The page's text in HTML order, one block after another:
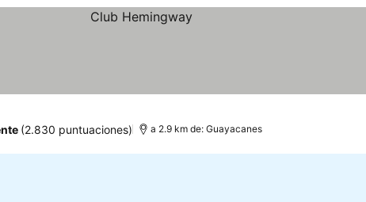
(2.830 puntuaciones) a 2.9 km de: Guayacanes